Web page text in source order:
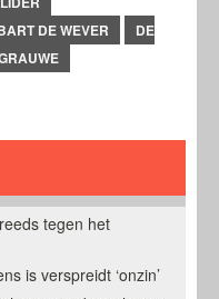
DE WEVER
DE
tegen het
is verspreidt ‘onzin’